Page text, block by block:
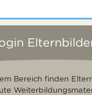
Bereich finden